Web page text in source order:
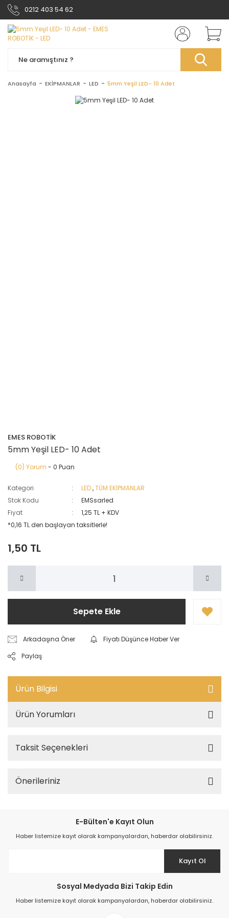
0212 403 54 62
Anasayfa EKİPMANLAR LED 5mm Yeşil LED- 10 Adet
EMES ROBOTİK
5mm Yeşil LED- 10 Adet
(0) Yorum - 0 Puan
Kategori LED,TÜM EKİPMANLAR
Stok Kodu
EMSsarled
Fiyat
1,25 TL + KDV
*0,16 TL den başlayan taksitlerle!
1,50 TL
Sepete Ekle
Arkadaşına Öner
Fiyatı Düşünce Haber Ver
Paylaş
Ürün Bilgisi
Ürün Yorumları
Taksit Seçenekleri
Önerileriniz
E-Bülten'e Kayıt Olun
Haber listemize kayıt olarak kampanyalardan, haberdar olabilirsiniz.
Kayıt Ol
Sosyal Medyada Bizi Takip Edin
Haber listemize kayıt olarak kampanyalardan, haberdar olabilirsiniz.